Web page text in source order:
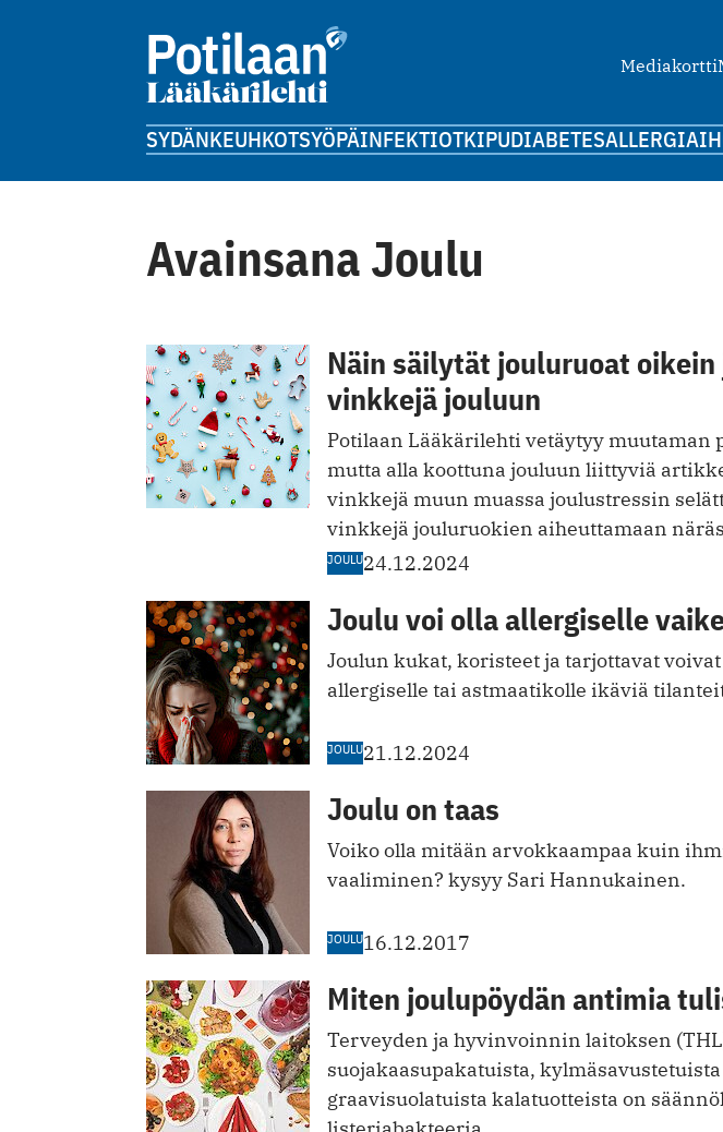
Mediakortti
SYDÄNKEUHKOTSYÖPÄINFEKTIOTKIPUDIABETESALLERGIA
Avainsana Joulu
Näin säilytät jouluruoat
vinkkejä jouluun
Potilaan Lääkärilehti vetäytyy muutaman
mutta alla koottuna jouluun liittyviä
vinkkejä muun muassa joulustressin
vinkkejä jouluruokien aiheuttamaan
JOULU24.12.2024
Joulu voi olla allergiselle
Joulun kukat, koristeet ja tarjottavat
allergiselle tai astmaatikolle ikäviä
JOULU21.12.2024
Joulu on taas
Voiko olla mitään arvokkaampaa kuin
vaaliminen? kysyy Sari Hannukainen.
JOULU16.12.2017
Miten joulupöydän antimia
Terveyden ja hyvinvoinnin laitoksen
suojakaasupakatuista, kylmäsavustetuista
graavisuolatuista kalatuotteista on